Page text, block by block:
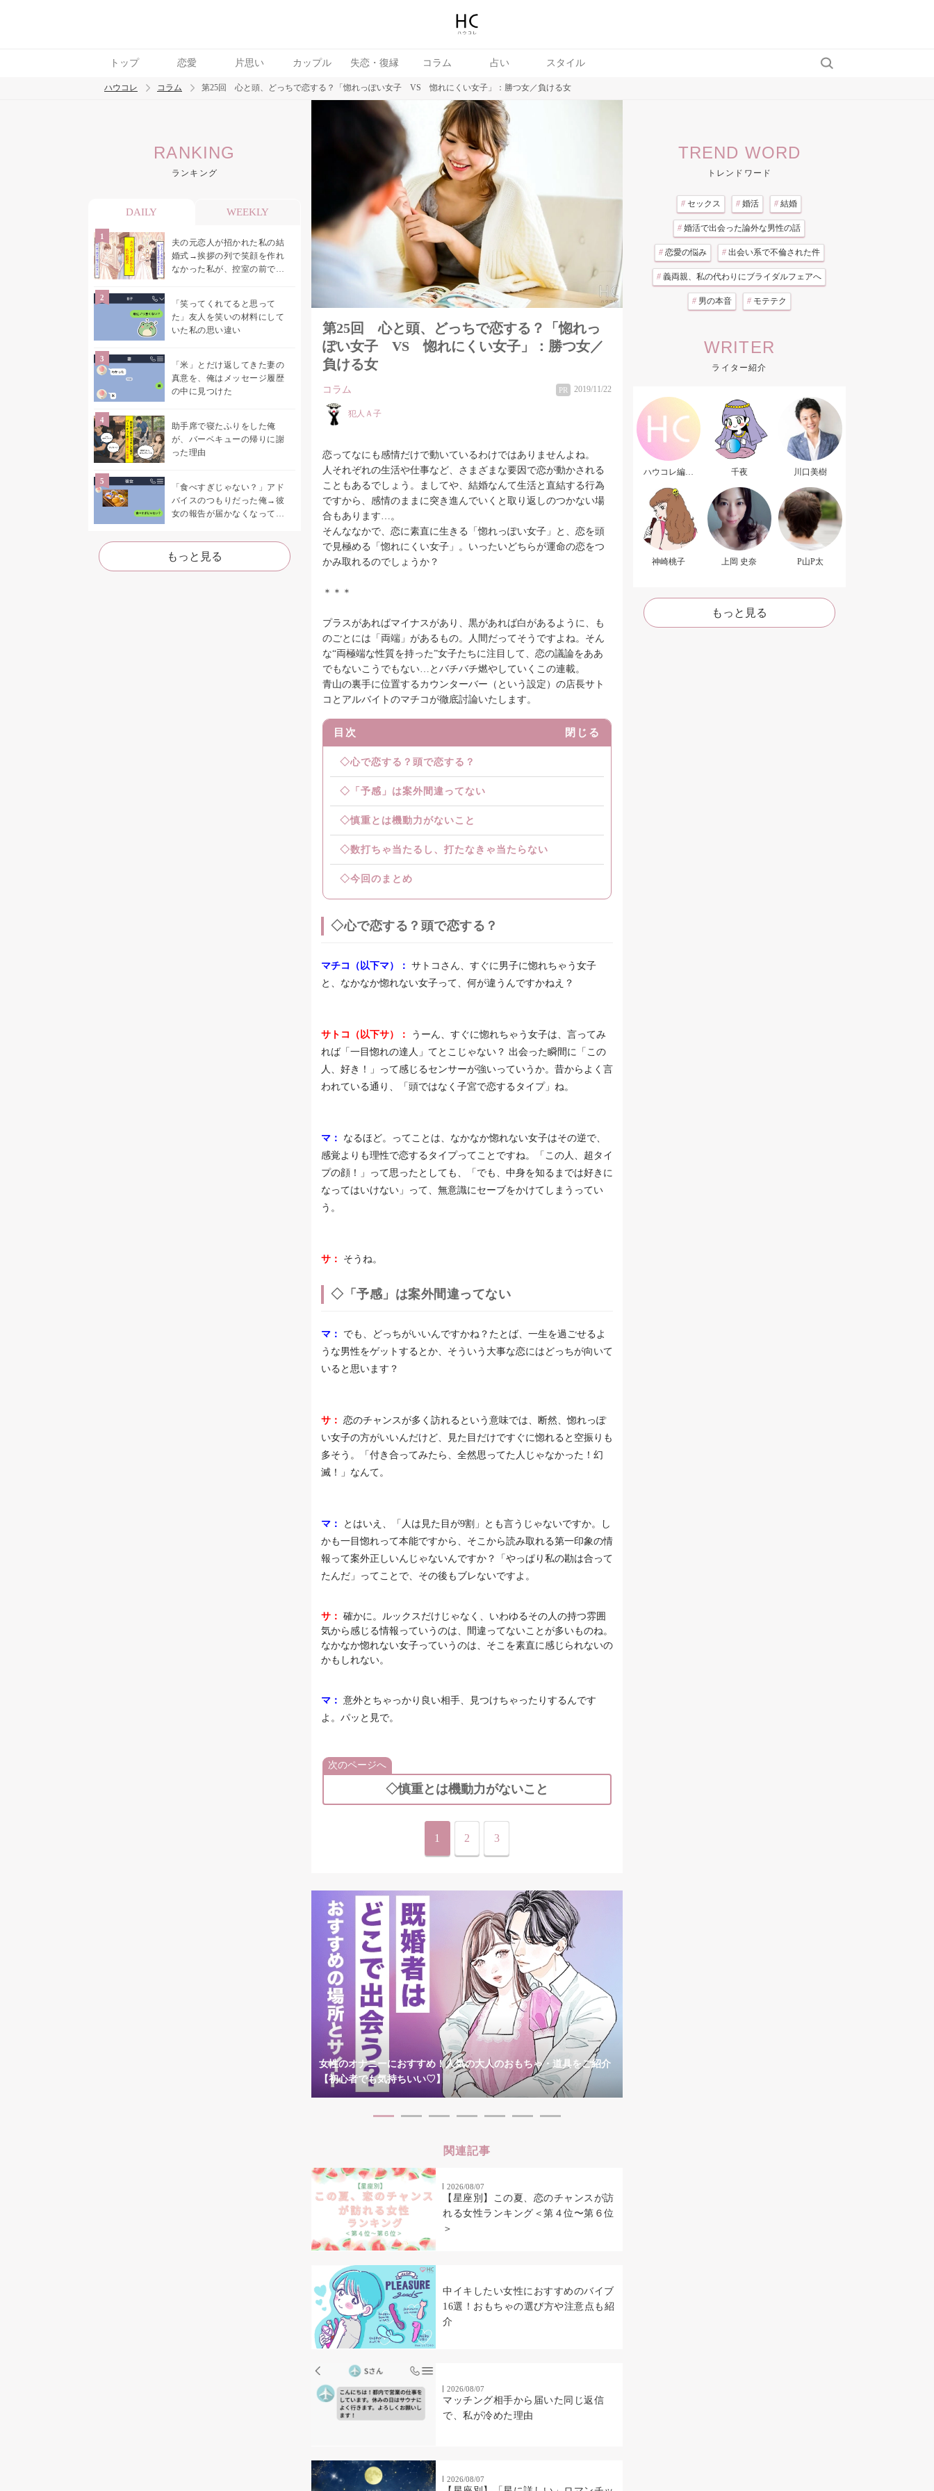
トップ 恋愛 片思い カップル 失恋・復縁 コラム 占い スタイル
トレンド ワード
ハウコレ コラム 第25回 心と頭、どっちで恋する？「惚れっぽい女子 VS 惚れにくい女子」：勝つ女／負ける女
RANKING
ランキング
DAILY WEEKLY
夫の元恋人が招かれた私の結
婚式→挨拶の列で笑顔を作れ
なかった私が、控室の前で彼
「笑ってくれてると思って
た」友人を笑いの材料にして
いた私の思い違い
「米」とだけ返してきた妻の
真意を、俺はメッセージ履歴
の中に見つけた
助手席で寝たふりをした俺
が、バーベキューの帰りに謝
った理由
「食べすぎじゃない？」アド
バイスのつもりだった俺→彼
女の報告が届かなくなって、
た
もっと見る
第25回 心と頭、どっちで恋する？「惚れっ
ぽい女子 VS 惚れにくい女子」：勝つ女／
負ける女
コラム PR 2019/11/22
犯人Ａ子
恋ってなにも感情だけで動いているわけではありませんよね。
人それぞれの生活や仕事など、さまざまな要因で恋が動かされる
こともあるでしょう。ましてや、結婚なんて生活と直結する行為
ですから、感情のままに突き進んでいくと取り返しのつかない場
合もあります…。
そんななかで、恋に素直に生きる「惚れっぽい女子」と、恋を頭
で見極める「惚れにくい女子」。いったいどちらが運命の恋をつ
かみ取れるのでしょうか？
＊＊＊
プラスがあればマイナスがあり、黒があれば白があるように、も
のごとには「両端」があるもの。人間だってそうですよね。そん
な“両極端な性質を持った”女子たちに注目して、恋の議論をああ
でもないこうでもない…とバチバチ燃やしていくこの連載。
青山の裏手に位置するカウンターバー（という設定）の店長サト
コとアルバイトのマチコが徹底討論いたします。
目次 閉じる
◇心で恋する？頭で恋する？
◇「予感」は案外間違ってない
◇慎重とは機動力がないこと
◇数打ちゃ当たるし、打たなきゃ当たらない
◇今回のまとめ
◇心で恋する？頭で恋する？
マチコ（以下マ）： サトコさん、すぐに男子に惚れちゃう女子
と、なかなか惚れない女子って、何が違うんですかねえ？
サトコ（以下サ）：
うーん、すぐに惚れちゃう女子は、言ってみ
れば「一目惚れの達人」てとこじゃない？ 出会った瞬間に「この
人、好き！」って感じるセンサーが強いっていうか。昔からよく言
われている通り、「頭ではなく子宮で恋するタイプ」ね。
マ：
なるほど。ってことは、なかなか惚れない女子はその逆で、
感覚よりも理性で恋するタイプってことですね。「この人、超タイ
プの顔！」って思ったとしても、「でも、中身を知るまでは好きに
なってはいけない」って、無意識にセーブをかけてしまうってい
う。
サ： そうね。
◇「予感」は案外間違ってない
マ：
でも、どっちがいいんですかね？たとば、一生を過ごせるよ
うな男性をゲットするとか、そういう大事な恋にはどっちが向いて
いると思います？
サ： 恋のチャンスが多く訪れるという意味では、断然、惚れっぽ
い女子の方がいいんだけど、見た目だけですぐに惚れると空振りも
多そう。「付き合ってみたら、全然思ってた人じゃなかった！幻
滅！」なんて。
マ：
とはいえ、「人は見た目が9割」とも言うじゃないですか。し
かも一目惚れって本能ですから、そこから読み取れる第一印象の情
報って案外正しいんじゃないんですか？「やっぱり私の勘は合って
たんだ」ってことで、その後もブレないですよ。
サ： 確かに。ルックスだけじゃなく、いわゆるその人の持つ雰囲
気から感じる情報っていうのは、間違ってないことが多いものね。
なかなか惚れない女子っていうのは、そこを素直に感じられないの
かもしれない。
マ： 意外とちゃっかり良い相手、見つけちゃったりするんです
よ。パッと見で。
次のページへ
◇慎重とは機動力がないこと
1 2 3
女性のオナニーにおすすめ！人気の大人のおもちゃ・道具をご紹介
【初心者でも気持ちいい♡】
関連記事
2026/08/07
【星座別】この夏、恋のチャンスが訪
れる女性ランキング＜第４位〜第６位
＞
中イキしたい女性におすすめのバイブ
16選！おもちゃの選び方や注意点も紹
介
2026/08/07
マッチング相手から届いた同じ返信
で、私が冷めた理由
2026/08/07
TREND WORD
トレンドワード
# セックス # 婚活 # 結婚
# 婚活で出会った論外な男性の話
# 恋愛の悩み # 出会い系で不倫された件
# 義両親、私の代わりにブライダルフェアへ
# 男の本音 # モテテク
WRITER
ライター紹介
ハウコレ編集
千夜 川口美樹
神崎桃子 上岡 史奈 P山P太
もっと見る